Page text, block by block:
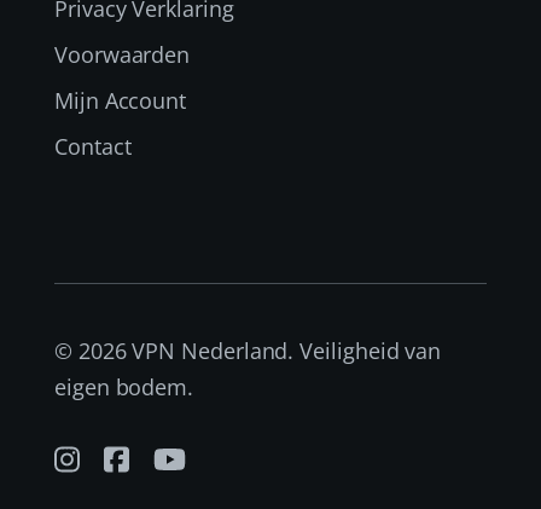
Privacy Verklaring
Voorwaarden
Mijn Account
Contact
© 2026 VPN Nederland. Veiligheid van
eigen bodem.